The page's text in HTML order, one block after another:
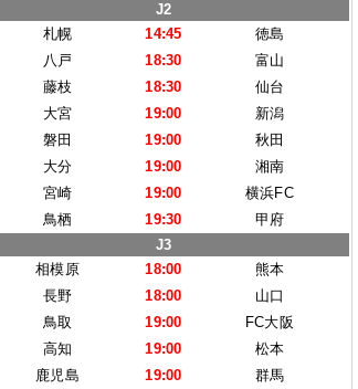
J2
札幌
14:45
徳島
八戸
18:30
富山
藤枝
18:30
仙台
大宮
19:00
新潟
磐田
19:00
秋田
大分
19:00
湘南
宮崎
19:00
横浜FC
鳥栖
19:30
甲府
J3
相模原
18:00
熊本
長野
18:00
山口
鳥取
19:00
FC大阪
高知
19:00
松本
鹿児島
19:00 群馬